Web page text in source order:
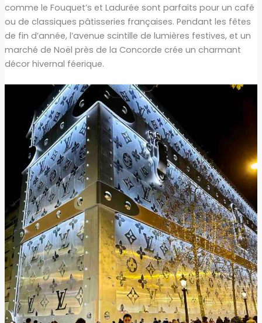
comme le Fouquet’s et Ladurée sont parfaits pour un café
ou de classiques pâtisseries françaises. Pendant les fêtes
de fin d’année, l’avenue scintille de lumières festives, et un
marché de Noël près de la Concorde crée un charmant
décor hivernal féerique.